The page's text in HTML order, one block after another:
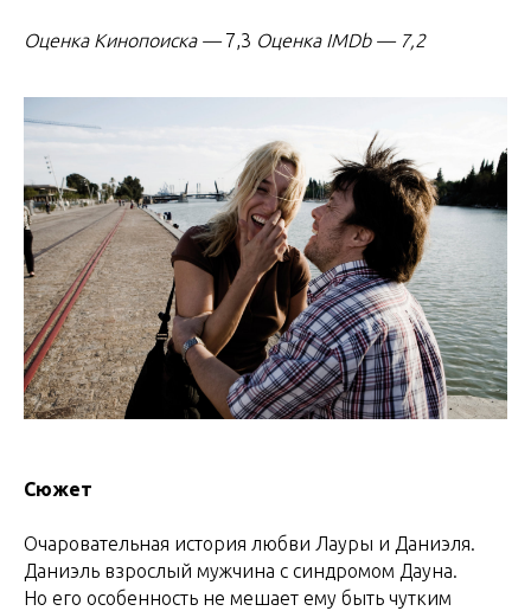
Оценка Кинопоиска —7,3 Оценка IMDb — 7,2
Сюжет
Очаровательная история любви Лауры и Даниэля.
Даниэль взрослый мужчина с синдромом Дауна.
Но его особенность не мешает ему быть чутким